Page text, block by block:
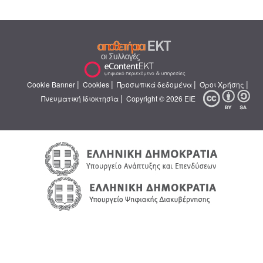
Cookie Banner | Cookies | Προσωπικά δεδομένα | Όροι Χρήσης |
Πνευματική Ιδιοκτησία | Copyright © 2026 ΕΙΕ